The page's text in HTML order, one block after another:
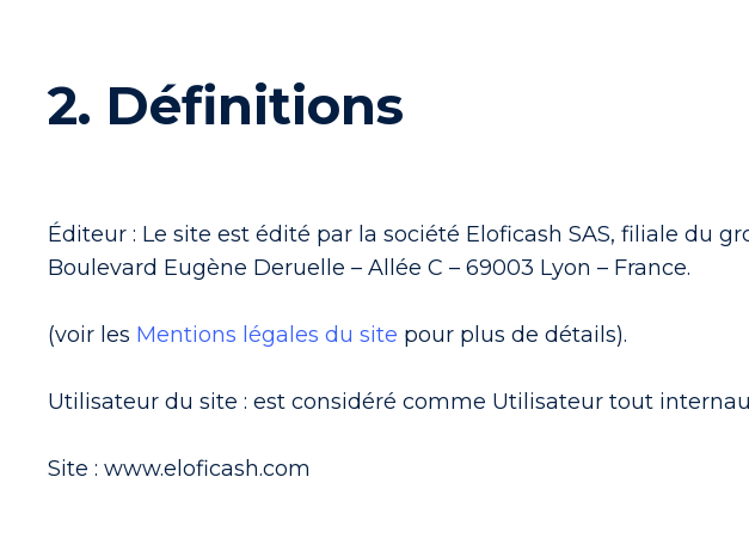
2. Définitions
Éditeur : Le site est édité par la société Eloficash SAS, filiale du
Boulevard Eugène Deruelle – Allée C – 69003 Lyon – France.
(voir les Mentions légales du site pour plus de détails).
Utilisateur du site : est considéré comme Utilisateur tout
Site : www.eloficash.com